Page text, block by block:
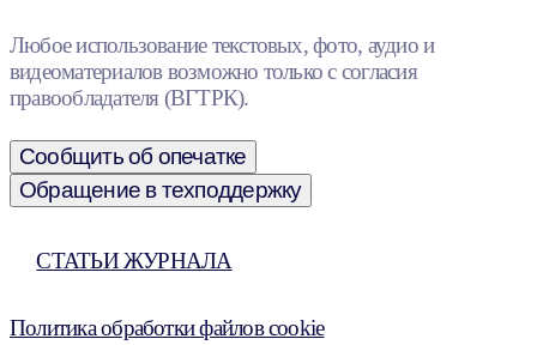
Любое использование текстовых, фото, аудио и
видеоматериалов возможно только с согласия
правообладателя (ВГТРК).
Сообщить об опечатке
Обращение в техподдержку
СТАТЬИ ЖУРНАЛА
Политика обработки файлов cookie